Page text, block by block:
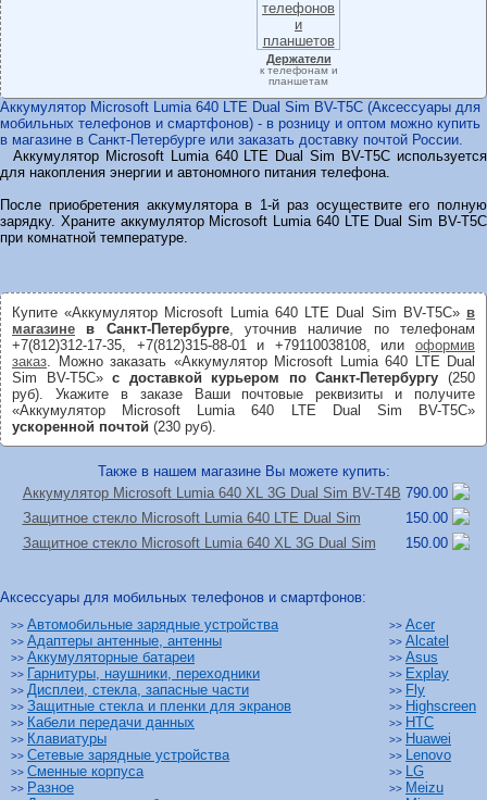
Держатели
к телефонам и
планшетам
Аккумулятор Microsoft Lumia 640 LTE Dual Sim BV-T5C (Аксессуары для
мобильных телефонов и смартфонов) - в розницу и оптом можно купить
в магазине в Санкт-Петербурге или заказать доставку почтой России.
Аккумулятор Microsoft Lumia 640 LTE Dual Sim BV-T5C используется
для накопления энергии и автономного питания телефона.
После приобретения аккумулятора в 1-й раз осуществите его полную
зарядку. Храните аккумулятор Microsoft Lumia 640 LTE Dual Sim BV-T5C
при комнатной температуре.
Купите «Аккумулятор Microsoft Lumia 640 LTE Dual Sim BV-T5C» в
магазине в Санкт-Петербурге, уточнив наличие по телефонам
+7(812)312-17-35, +7(812)315-88-01 и +79110038108, или оформив
заказ. Можно заказать «Аккумулятор Microsoft Lumia 640 LTE Dual
Sim BV-T5C»с доставкой курьером по Санкт-Петербургу (250
руб). Укажите в заказе Ваши почтовые реквизиты и получите
«Аккумулятор Microsoft Lumia 640 LTE Dual Sim BV-T5C»
ускоренной почтой (230 руб).
Также в нашем магазине Вы можете купить:
Аккумулятор Microsoft Lumia 640 XL 3G Dual Sim BV-T4B 790.00
Защитное стекло Microsoft Lumia 640 LTE Dual Sim
150.00
Защитное стекло Microsoft Lumia 640 XL 3G Dual Sim
150.00
Аксессуары для мобильных телефонов и смартфонов:
>> Автомобильные зарядные устройства
>> Адаптеры антенные, антенны
>> Аккумуляторные батареи
>> Гарнитуры, наушники, переходники
>> Дисплеи, стекла, запасные части
>> Защитные стекла и пленки для экранов
>> Кабели передачи данных
>> Клавиатуры
>> Сетевые зарядные устройства
>> Сменные корпуса
>> Разное
>> Acer
>> Alcatel
>> Asus
>> Explay
>> Fly
>> Highscreen
>> HTC
>> Huawei
>> Lenovo
>> LG
>> Meizu